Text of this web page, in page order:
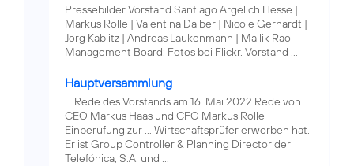
Pressebilder Vorstand Santiago Argelich Hesse |
Markus Rolle | Valentina Daiber | Nicole Gerhardt |
Jörg Kablitz | Andreas Laukenmann | Mallik Rao
Management Board: Fotos bei Flickr. Vorstand ...
Hauptversammlung
... Rede des Vorstands am 16. Mai 2022 Rede von
CEO Markus Haas und CFO Markus Rolle
Einberufung zur ... Wirtschaftsprüfer erworben hat.
Er ist Group Controller & Planning Director der
Telefónica, S.A. und ...